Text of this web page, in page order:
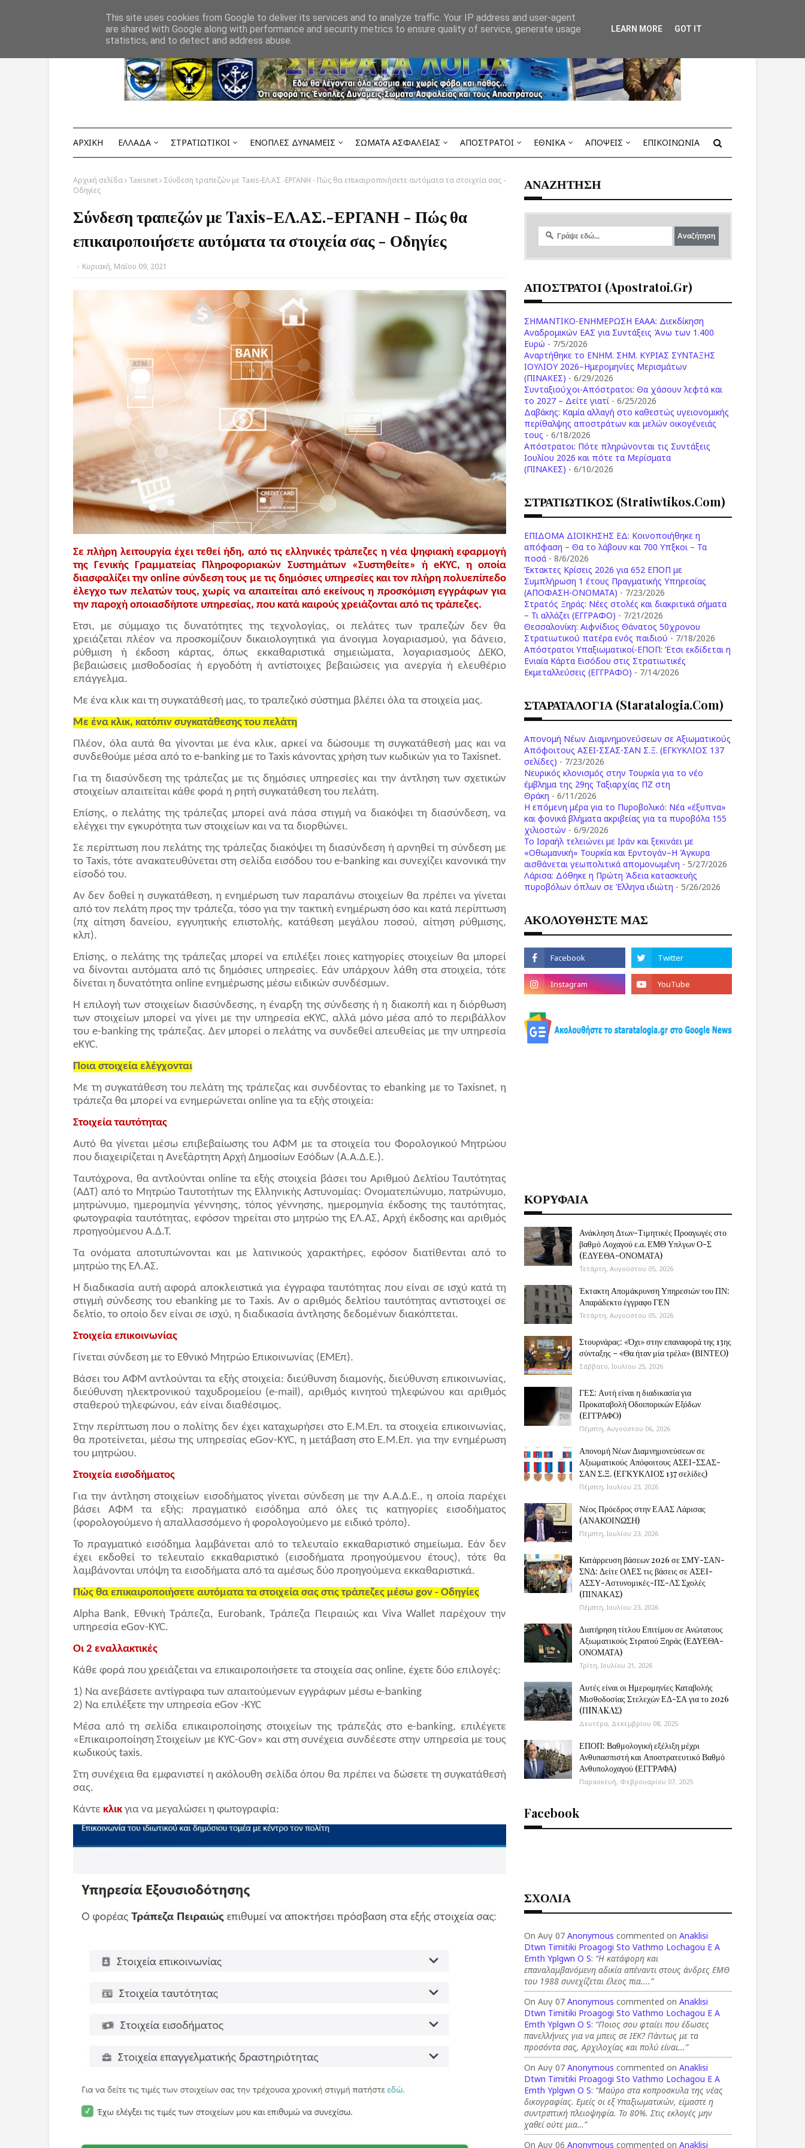
ΑΡΧΙΚΗ ΕΛΛΑΔΑ ΣΤΡΑΤΙΩΤΙΚΟΙ ΕΝΟΠΛΕΣ ΔΥΝΑΜΕΙΣ ΣΩΜΑΤΑ ΑΣΦΑΛΕΙΑΣ ΑΠΟΣΤΡΑΤΟΙ ΕΘΝΙΚΑ ΑΠΟΨΕΙΣ ΕΠΙΚΟΙΝΩΝΙΑ
Αρχική σελίδα Taxisnet
Σύνδεση τραπεζών με Taxis-ΕΛ.ΑΣ.-ΕΡΓΑΝΗ - Πώς θα επικαιροποιήσετε αυτόματα τα στοιχεία σας -
Οδηγίες
Σύνδεση τραπεζών με Taxis-ΕΛ.ΑΣ.-ΕΡΓΑΝΗ - Πώς θα
επικαιροποιήσετε αυτόματα τα στοιχεία σας - Οδηγίες
- Κυριακή, Μαΐου 09, 2021
Σε πλήρη λειτουργία έχει τεθεί ήδη, από τις ελληνικές τράπεζες η νέα ψηφιακή εφαρμογή
της Γενικής Γραμματείας Πληροφοριακών Συστημάτων «Συστηθείτε» ή eKYC, η οποία
διασφαλίζει την online σύνδεση τους με τις δημόσιες υπηρεσίες και τον πλήρη πολυεπίπεδο
έλεγχο των πελατών τους, χωρίς να απαιτείται από εκείνους η προσκόμιση εγγράφων για
την παροχή οποιασδήποτε υπηρεσίας, που κατά καιρούς χρειάζονται από τις τράπεζες.
Έτσι, με σύμμαχο τις δυνατότητες της τεχνολογίας, οι πελάτες των τραπεζών δεν θα
χρειάζεται πλέον να προσκομίζουν δικαιολογητικά για άνοιγμα λογαριασμού, για δάνειο,
ρύθμιση ή έκδοση κάρτας, όπως εκκαθαριστικά σημειώματα, λογαριασμούς ΔΕΚΟ,
βεβαιώσεις μισθοδοσίας ή εργοδότη ή αντίστοιχες βεβαιώσεις για ανεργία ή ελευθέριο
επάγγελμα.
Με ένα κλικ και τη συγκατάθεσή μας, το τραπεζικό σύστημα βλέπει όλα τα στοιχεία μας.
Με ένα κλικ, κατόπιν συγκατάθεσης του πελάτη
Πλέον, όλα αυτά θα γίνονται με ένα κλικ, αρκεί να δώσουμε τη συγκατάθεσή μας και να
συνδεθούμε μέσα από το e-banking με το Taxis κάνοντας χρήση των κωδικών για το Taxisnet.
Για τη διασύνδεση της τράπεζας με τις δημόσιες υπηρεσίες και την άντληση των σχετικών
στοιχείων απαιτείται κάθε φορά η ρητή συγκατάθεση του πελάτη.
Επίσης, ο πελάτης της τράπεζας μπορεί ανά πάσα στιγμή να διακόψει τη διασύνδεση, να
ελέγχει την εγκυρότητα των στοιχείων και να τα διορθώνει.
Σε περίπτωση που πελάτης της τράπεζας διακόψει τη διασύνδεση ή αρνηθεί τη σύνδεση με
το Taxis, τότε ανακατευθύνεται στη σελίδα εισόδου του e-banking και συνεχίζει κανονικά την
είσοδό του.
Αν δεν δοθεί η συγκατάθεση, η ενημέρωση των παραπάνω στοιχείων θα πρέπει να γίνεται
από τον πελάτη προς την τράπεζα, τόσο για την τακτική ενημέρωση όσο και κατά περίπτωση
(πχ αίτηση δανείου, εγγυητικής επιστολής, κατάθεση μεγάλου ποσού, αίτηση ρύθμισης,
κλπ).
Επίσης, ο πελάτης της τράπεζας μπορεί να επιλέξει ποιες κατηγορίες στοιχείων θα μπορεί
να δίνονται αυτόματα από τις δημόσιες υπηρεσίες. Εάν υπάρχουν λάθη στα στοιχεία, τότε
δίνεται η δυνατότητα online ενημέρωσης μέσω ειδικών συνδέσμων.
Η επιλογή των στοιχείων διασύνδεσης, η έναρξη της σύνδεσης ή η διακοπή και η διόρθωση
των στοιχείων μπορεί να γίνει με την υπηρεσία eKYC, αλλά μόνο μέσα από το περιβάλλον
του e-banking της τράπεζας. Δεν μπορεί ο πελάτης να συνδεθεί απευθείας με την υπηρεσία
eKYC.
Ποια στοιχεία ελέγχονται
Με τη συγκατάθεση του πελάτη της τράπεζας και συνδέοντας το ebanking με το Taxisnet, η
τράπεζα θα μπορεί να ενημερώνεται online για τα εξής στοιχεία:
Στοιχεία ταυτότητας
Αυτό θα γίνεται μέσω επιβεβαίωσης του ΑΦΜ με τα στοιχεία του Φορολογικού Μητρώου
που διαχειρίζεται η Ανεξάρτητη Αρχή Δημοσίων Εσόδων (Α.Α.Δ.Ε.).
Ταυτόχρονα, θα αντλούνται online τα εξής στοιχεία βάσει του Αριθμού Δελτίου Ταυτότητας
(ΑΔΤ) από το Μητρώο Ταυτοτήτων της Ελληνικής Αστυνομίας: Ονοματεπώνυμο, πατρώνυμο,
μητρώνυμο, ημερομηνία γέννησης, τόπος γέννησης, ημερομηνία έκδοσης της ταυτότητας,
φωτογραφία ταυτότητας, εφόσον τηρείται στο μητρώο της ΕΛ.ΑΣ, Αρχή έκδοσης και αριθμός
προηγούμενου Α.Δ.Τ.
Τα ονόματα αποτυπώνονται και με λατινικούς χαρακτήρες, εφόσον διατίθενται από το
μητρώο της ΕΛ.ΑΣ.
Η διαδικασία αυτή αφορά αποκλειστικά για έγγραφα ταυτότητας που είναι σε ισχύ κατά τη
στιγμή σύνδεσης του ebanking με το Τaxis. Αν ο αριθμός δελτίου ταυτότητας αντιστοιχεί σε
δελτίο, το οποίο δεν είναι σε ισχύ, η διαδικασία άντλησης δεδομένων διακόπτεται.
Στοιχεία επικοινωνίας
Γίνεται σύνδεση με το Εθνικό Μητρώο Επικοινωνίας (ΕΜΕπ).
Βάσει του ΑΦΜ αντλούνται τα εξής στοιχεία: διεύθυνση διαμονής, διεύθυνση επικοινωνίας,
διεύθυνση ηλεκτρονικού ταχυδρομείου (e-mail), αριθμός κινητού τηλεφώνου και αριθμός
σταθερού τηλεφώνου, εάν είναι διαθέσιμος.
Στην περίπτωση που ο πολίτης δεν έχει καταχωρήσει στο Ε.Μ.Επ. τα στοιχεία επικοινωνίας,
θα προτείνεται, μέσω της υπηρεσίας eGov-KYC, η μετάβαση στο Ε.Μ.Επ. για την ενημέρωση
του μητρώου.
Στοιχεία εισοδήματος
Για την άντληση στοιχείων εισοδήματος γίνεται σύνδεση με την Α.Α.Δ.Ε., η οποία παρέχει
βάσει ΑΦΜ τα εξής: πραγματικό εισόδημα από όλες τις κατηγορίες εισοδήματος
(φορολογούμενο ή απαλλασσόμενο ή φορολογούμενο με ειδικό τρόπο).
Το πραγματικό εισόδημα λαμβάνεται από το τελευταίο εκκαθαριστικό σημείωμα. Εάν δεν
έχει εκδοθεί το τελευταίο εκκαθαριστικό (εισοδήματα προηγούμενου έτους), τότε θα
λαμβάνονται υπόψη τα εισοδήματα από τα αμέσως δύο προηγούμενα εκκαθαριστικά.
Πώς θα επικαιροποιήσετε αυτόματα τα στοιχεία σας στις τράπεζες μέσω gov - Οδηγίες
Alpha Bank, Εθνική Τράπεζα, Eurobank, Τράπεζα Πειραιώς και Viva Wallet παρέχουν την
υπηρεσία eGov-KYC.
Οι 2 εναλλακτικές
Κάθε φορά που χρειάζεται να επικαιροποιήσετε τα στοιχεία σας online, έχετε δύο επιλογές:
1) Να ανεβάσετε αντίγραφα των απαιτούμενων εγγράφων μέσω e-banking
2) Να επιλέξετε την υπηρεσία eGov -KYC
Μέσα από τη σελίδα επικαιροποίησης στοιχείων της τράπεζάς στο e-banking, επιλέγετε
«Επικαιροποίηση Στοιχείων με KYC-Gov» και στη συνέχεια συνδέεστε στην υπηρεσία με τους
κωδικούς taxis.
Στη συνέχεια θα εμφανιστεί η ακόλουθη σελίδα όπου θα πρέπει να δώσετε τη συγκατάθεσή
σας.
Κάντε κλικ για να μεγαλώσει η φωτογραφία:
ΑΝΑΖΗΤΗΣΗ
ΑΠΟΣΤΡΑΤΟΙ (apostratoi.gr)
ΣΗΜΑΝΤΙΚΟ-ΕΝΗΜΕΡΩΣΗ ΕΑΑΑ: Διεκδίκηση
Αναδρομικών ΕΑΣ για Συντάξεις Άνω των 1.400
Ευρώ - 7/5/2026
Aναρτήθηκε το ENHM. ΣΗΜ. ΚΥΡΙΑΣ ΣΥΝΤΑΞΗΣ
ΙΟΥΛΙΟΥ 2026–Ημερομηνίες Μερισμάτων
(ΠΙΝΑΚΕΣ) - 6/29/2026
Συνταξιούχοι-Απόστρατοι: Θα χάσουν λεφτά και
το 2027 – Δείτε γιατί - 6/25/2026
Δαβάκης: Καμία αλλαγή στο καθεστώς υγειονομικής
περίθαλψης αποστράτων και μελών οικογένειάς
τους - 6/18/2026
Aπόστρατοι: Πότε πληρώνονται τις Συντάξεις
Ιουλίου 2026 και πότε τα Μερίσματα
(ΠΙΝΑΚΕΣ) - 6/10/2026
ΣΤΡΑΤΙΩΤΙΚΟΣ (stratiwtikos.com)
ΕΠΙΔΟΜΑ ΔΙΟΙΚΗΣΗΣ ΕΔ: Κοινοποιήθηκε η
απόφαση – Θα το λάβουν και 700 Υπξκοι – Τα
ποσά - 8/6/2026
Έκτακτες Κρίσεις 2026 για 652 ΕΠΟΠ με
Συμπλήρωση 1 έτους Πραγματικής Υπηρεσίας
(ΑΠΟΦΑΣΗ-ONOMATA) - 7/23/2026
Στρατός Ξηράς: Νέες στολές και διακριτικά σήματα
– Τι αλλάζει (ΕΓΓΡΑΦΟ) - 7/21/2026
Θεσσαλονίκη: Αιφνίδιος Θάνατος 50χρονου
Στρατιωτικού πατέρα ενός παιδιού - 7/18/2026
Απόστρατοι Υπαξιωματικοί-ΕΠΟΠ: Έτσι εκδίδεται η
Ενιαία Κάρτα Εισόδου στις Στρατιωτικές
Εκμεταλλεύσεις (ΕΓΓΡΑΦΟ) - 7/14/2026
ΣΤΑΡΑΤΑΛΟΓΙΑ (staratalogia.com)
Απονομή Νέων Διαμνημονεύσεων σε Αξιωματικούς
Απόφοιτους ΑΣΕΙ-ΣΣΑΣ-ΣΑΝ Σ.Ξ. (ΕΓΚΥΚΛΙΟΣ 137
σελίδες) - 7/23/2026
Νευρικός κλονισμός στην Τουρκία για το νέο
έμβλημα της 29ης Ταξιαρχίας ΠΖ στη
Θράκη - 6/11/2026
Η επόμενη μέρα για το Πυροβολικό: Νέα «έξυπνα»
και φονικά βλήματα ακριβείας για τα πυροβόλα 155
χιλιοστών - 6/9/2026
Το Ισραήλ τελειώνει με Ιράν και ξεκινάει με
«Οθωμανική» Τουρκία και Ερντογάν–Η Άγκυρα
αισθάνεται γεωπολιτικά απομονωμένη - 5/27/2026
Λάρισα: Δόθηκε η Πρώτη Άδεια κατασκευής
πυροβόλων όπλων σε Έλληνα ιδιώτη - 5/26/2026
ΑΚΟΛΟΥΘΗΣΤΕ ΜΑΣ
ΚΟΡΥΦΑΙΑ
Ανάκληση Δτων-Τιμητικές Προαγωγές στο
βαθμό Λοχαγού ε.α. ΕΜΘ Υπλγων Ο-Σ
(ΕΔΥΕΘΑ-ΟΝΟΜΑΤΑ)
Τετάρτη, Αυγούστου 05, 2026
Έκτακτη Απομάκρυνση Υπηρεσιών του ΠΝ:
Απαράδεκτο έγγραφο ΓΕΝ
Τετάρτη, Αυγούστου 05, 2026
Στουρνάρας: «Όχι» στην επαναφορά της 13ης
σύνταξης – «Θα ήταν μία τρέλα» (ΒΙΝΤΕΟ)
Σάββατο, Ιουλίου 25, 2026
ΓΕΣ: Αυτή είναι η διαδικασία για
Προκαταβολή Οδοιπορικών Εξόδων
(ΕΓΓΡΑΦΟ)
Πέμπτη, Αυγούστου 06, 2026
Απονομή Νέων Διαμνημονεύσεων σε
Αξιωματικούς Απόφοιτους ΑΣΕΙ-ΣΣΑΣ-
ΣΑΝ Σ.Ξ. (ΕΓΚΥΚΛΙΟΣ 137 σελίδες)
Πέμπτη, Ιουλίου 23, 2026
Νέος Πρόεδρος στην ΕΑΑΣ Λάρισας
(ΑΝΑΚΟΙΝΩΣΗ)
Πέμπτη, Ιουλίου 23, 2026
Κατάρρευση βάσεων 2026 σε ΣΜΥ-ΣΑΝ-
ΣΝΔ: Δείτε ΟΛΕΣ τις βάσεις σε ΑΣΕΙ-
ΑΣΣΥ-Αστυνομικές-ΠΣ-ΛΣ Σχολές
(ΠΙΝΑΚΑΣ)
Πέμπτη, Ιουλίου 23, 2026
Διατήρηση τίτλου Επιτίμου σε Ανώτατους
Αξιωματικούς Στρατού Ξηράς (ΕΔΥΕΘΑ-
ΟΝΟΜΑΤΑ)
Τρίτη, Ιουλίου 21, 2026
Αυτές είναι οι Ημερομηνίες Καταβολής
Μισθοδοσίας Στελεχών ΕΔ-ΣΑ για το 2026
(ΠINAKAΣ)
Δευτέρα, Δεκεμβρίου 08, 2025
ΕΠΟΠ: Βαθμολογική εξέλιξη μέχρι
Ανθυπασπιστή και Αποστρατευτικό Βαθμό
Ανθυπολοχαγού (ΕΓΓΡΑΦΑ)
Παρασκευή, Φεβρουαρίου 07, 2025
Facebook
ΣΧΟΛΙΑ
On Αυγ 07Anonymous commented onAnaklisi
Dtwn Timitiki Proagogi Sto Vathmo Lochagou E A
Emth Yplgwn O S: “Η κατάφορη και
επαναλαμβανόμενη αδικία απέναντι στους άνδρες ΕΜΘ
του 1988 συνεχίζεται έλεος πια....”
On Αυγ 07Anonymous commented onAnaklisi
Dtwn Timitiki Proagogi Sto Vathmo Lochagou E A
Emth Yplgwn O S: “Ποιος σου φταίει που έδωσες
πανελλήνιες για να μπεις σε ΙΕΚ? Πάντως με τα
προσόντα σας, Αρχιλοχίας και πολύ είναι...”
On Αυγ 07Anonymous commented onAnaklisi
Dtwn Timitiki Proagogi Sto Vathmo Lochagou E A
Emth Yplgwn O S: “Μαύρο στα κοπροσκυλα της νέας
δικογραφίας. Εμείς οι εξ Υπαξιωματικών, είμαστε η
συντριπτική πλειοψηφία. Το 80%. Στις εκλογές μην
χαθεί ούτε μια…”
On Αυγ 06Anonymous commented onAnaklisi
This site uses cookies from Google to deliver its services and to analyze traffic. Your IP address and user-agent
are shared with Google along with performance and security metrics to ensure quality of service, generate usage
statistics, and to detect and address abuse.
LEARN MORE GOT IT